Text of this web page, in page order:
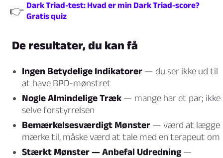
👉 Dark Triad-test: Hvad er min Dark Triad-score?
Gratis quiz
De resultater, du kan få
Ingen Betydelige Indikatorer — du ser ikke ud til
at have BPD-mønstret
Nogle Almindelige Træk— mange har et par; ikke
selve forstyrrelsen
Bemærkelsesværdigt Mønster — værd at lægge
mærke til, måske værd at tale med en terapeut om
Stærkt Mønster — Anbefal Udredning —